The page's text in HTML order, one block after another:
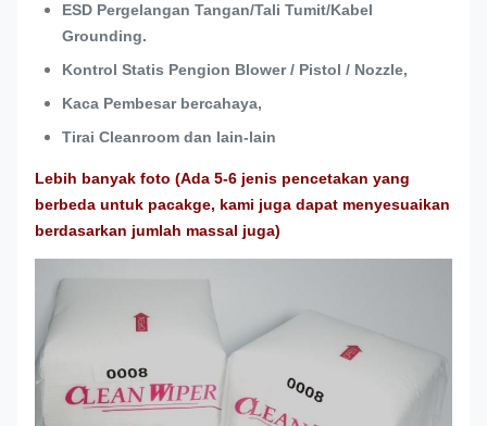
ESD Pergelangan Tangan/Tali Tumit/Kabel
Grounding.
Kontrol Statis Pengion Blower / Pistol / Nozzle,
Kaca Pembesar bercahaya,
Tirai Cleanroom dan lain-lain
Lebih banyak foto (Ada 5-6 jenis pencetakan yang
berbeda untuk pacakge, kami juga dapat menyesuaikan
berdasarkan jumlah massal juga)